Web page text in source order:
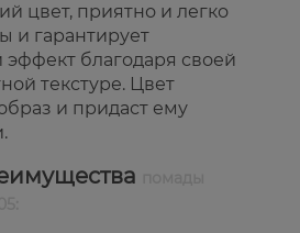
цвет, приятно и легко
и гарантирует
благодаря своей
текстуре. Цвет
и придаст ему